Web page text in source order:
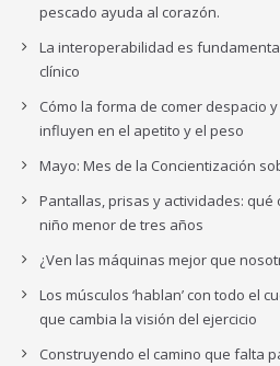
pescado ayuda al corazón.
La interoperabilidad es
clínico
Cómo la forma de comer despacio
influyen en el apetito y el peso
Mayo: Mes de la Concientización
Pantallas, prisas y actividades:
niño menor de tres años
¿Ven las máquinas mejor que
Los músculos ‘hablan’ con todo el
que cambia la visión del ejercicio
Construyendo el camino que falta